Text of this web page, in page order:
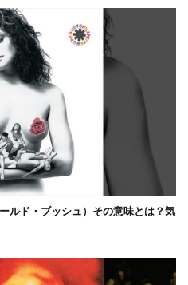
ルド・ブッシュ）その意味とは？気